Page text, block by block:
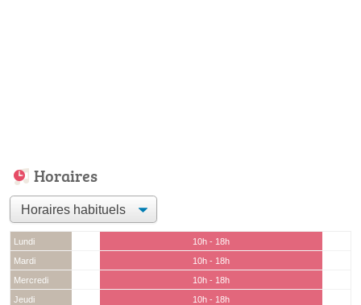
Horaires
Lundi
10h - 18h
Mardi
10h - 18h
Mercredi
10h - 18h
Jeudi
10h - 18h